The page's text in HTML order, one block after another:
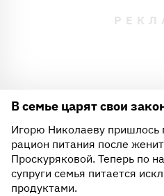
В семье царят свои
Игорю Николаеву пришлось
рацион питания после
Проскуряковой. Теперь по
супруги семья питается
продуктами.